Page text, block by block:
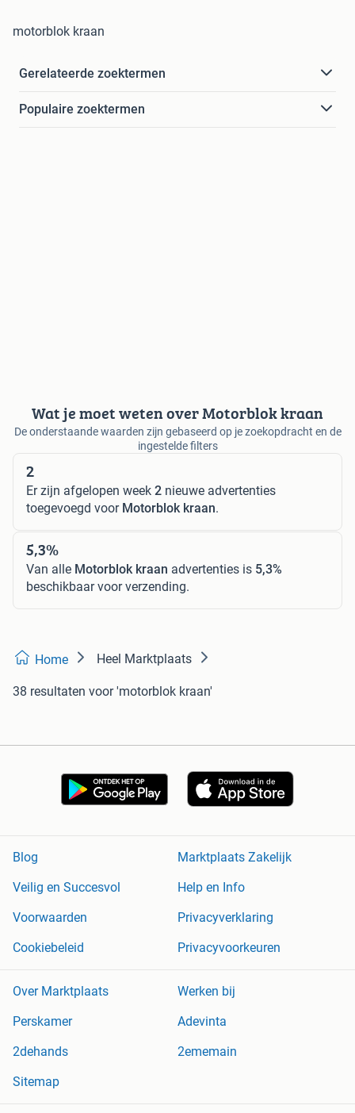
motorblok kraan
Gerelateerde zoektermen
Populaire zoektermen
Wat je moet weten over Motorblok kraan
De onderstaande waarden zijn gebaseerd op je zoekopdracht en de
ingestelde filters
2
Er zijn afgelopen week 2 nieuwe advertenties
toegevoegd voor Motorblok kraan.
5,3%
Van alle Motorblok kraan advertenties is 5,3%
beschikbaar voor verzending.
Home Heel Marktplaats
38 resultaten voor 'motorblok kraan'
Blog
Marktplaats Zakelijk
Veilig en Succesvol
Help en Info
Voorwaarden
Privacyverklaring
Cookiebeleid
Privacyvoorkeuren
Over Marktplaats
Werken bij
Perskamer
Adevinta
2dehands
2ememain
Sitemap